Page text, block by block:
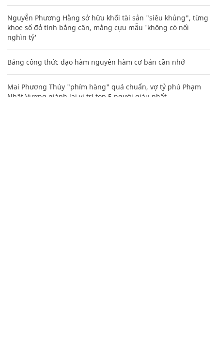
Nguyễn Phương Hằng sở hữu khối tài sản "siêu khủng", từng
khoe sổ đỏ tính bằng cân, mắng cựu mẫu 'không có nổi
nghìn tỷ'
Bảng công thức đạo hàm nguyên hàm cơ bản cần nhớ
Mai Phương Thúy "phím hàng" quá chuẩn, vợ tỷ phú Phạm
Nhật Vượng giành lại vị trí top 5 người giàu nhất